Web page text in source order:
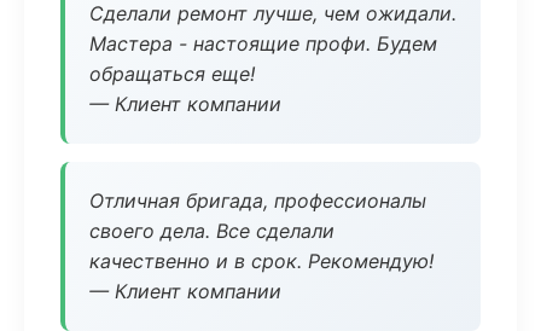
Сделали ремонт лучше, чем ожидали.
Мастера - настоящие профи. Будем
обращаться еще!
— Клиент компании
Отличная бригада, профессионалы
своего дела. Все сделали
качественно и в срок. Рекомендую!
— Клиент компании